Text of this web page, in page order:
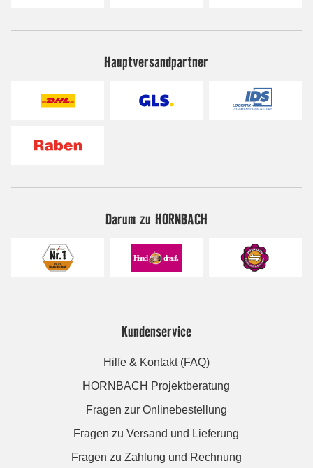
Hauptversandpartner
Darum zu HORNBACH
Kundenservice
Hilfe & Kontakt (FAQ)
HORNBACH Projektberatung
Fragen zur Onlinebestellung
Fragen zu Versand und Lieferung
Fragen zu Zahlung und Rechnung